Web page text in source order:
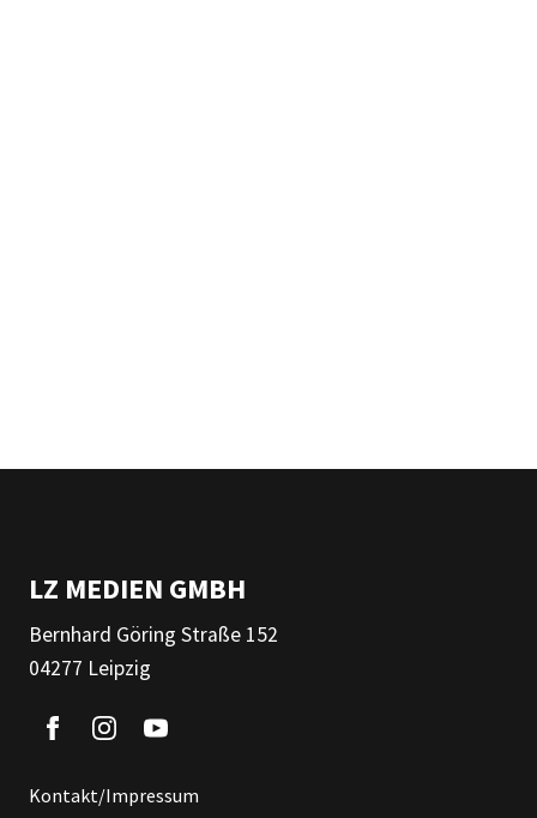
LZ MEDIEN GMBH
Bernhard Göring Straße 152
04277 Leipzig
Kontakt/Impressum